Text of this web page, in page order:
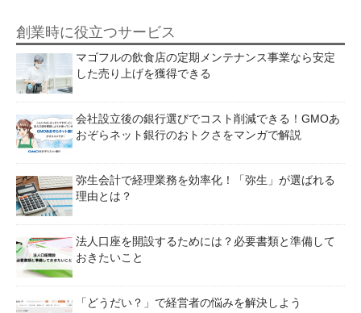
創業時に役立つサービス
マゴフルの飲食店の定期メンテナンス事業なら安定
した売り上げを獲得できる
会社設立後の銀行選びでコスト削減できる！GMOあ
おぞらネット銀行のおトクさをマンガで解説
弥生会計で経理業務を効率化！「弥生」が選ばれる
理由とは？
法人口座を開設するためには？必要書類と準備して
おきたいこと
「どうだい？」で経営者の悩みを解決しよう